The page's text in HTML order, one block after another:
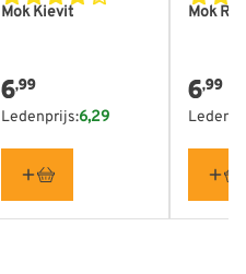
Mok Kievit
6,99
Ledenprijs:6,29
Mok
6,99